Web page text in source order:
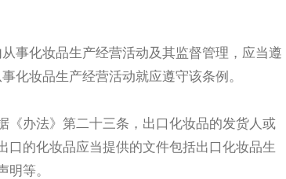
事化妆品生产经营活动及其监督管理，应当遵
化妆品生产经营活动就应遵守该条例。
《办法》第二十三条，出口化妆品的发货人或
的化妆品应当提供的文件包括出口化妆品生
等。